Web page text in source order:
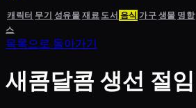
캐릭터 무기 성유물재료도서 음식 가구생물 명함
스
목록으로 돌아가기
새콤달콤 생선 절임